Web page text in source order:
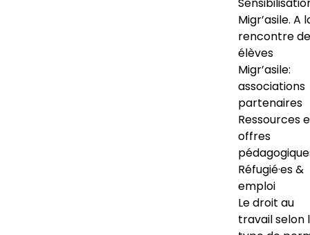
Migr’asile. A
rencontre
élèves
Migr’asile:
associations
partenaires
Ressources
offres
Réfugié·es &
emploi
Le droit au
travail selon